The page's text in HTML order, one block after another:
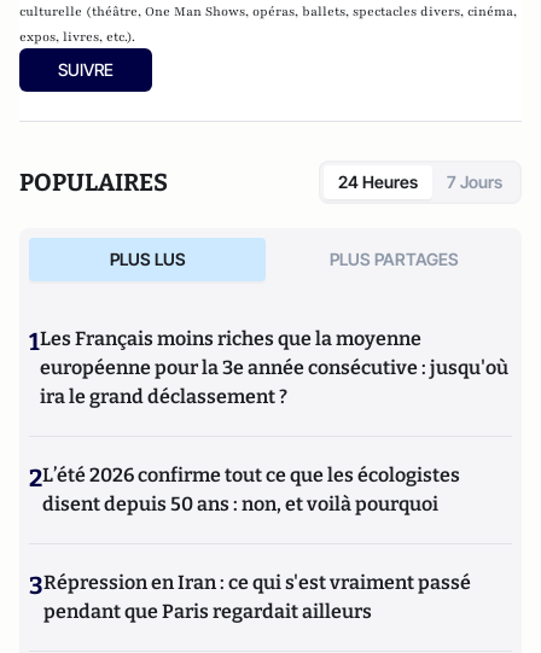
culturelle (théâtre, One Man Shows, opéras, ballets, spectacles divers, cinéma,
expos, livres, etc.).
SUIVRE
POPULAIRES 24 Heures 7 Jours
PLUS LUS PLUS PARTAGES
1Les Français moins riches que la moyenne
européenne pour la 3e année consécutive : jusqu'où
ira le grand déclassement ?
2L’été 2026 confirme tout ce que les écologistes
disent depuis 50 ans : non, et voilà pourquoi
3Répression en Iran : ce qui s'est vraiment passé
pendant que Paris regardait ailleurs